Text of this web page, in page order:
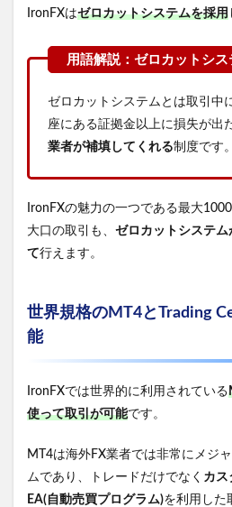
IronFXはゼロカットシステムを採用
ゼロカットシステムとは取引中
座にある証拠金以上に損失が出
業者が補填してくれる制度です。
IronFXの魅力の一つである最大
大口の取引も、 ゼロカットシステ
て行えます。
世界規格のMT4とTrading
能
IronFXでは世界的に利用されている
使って取引が可能です。
MT4は海外FX業者では非常にメジ
ムであり、トレードだけでなく カス
EA(自動売買プログラム)を利用した